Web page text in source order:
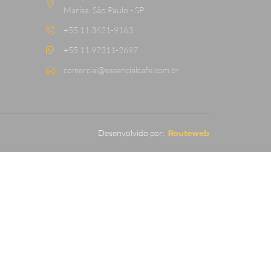
Marisa, São Paulo - SP
+55 11 3621-9163
+55 11 97311-2697
comercial@essencialcafe.com.br
Desenvolvido por: Routeweb